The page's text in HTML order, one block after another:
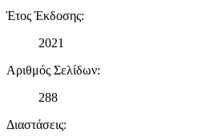
διαφημίσεων και περιεχομένου, τις
διαφημίσεις και περιεχόμενο, την
μας και την ανάπτυξη προϊόντων.
τοποθεσίας μας στους συνεργάτες μέσων
δικτύωσης, διαφημίσεων και ανάλυσης.
Έτος Έκδοσης:
2021
Αριθμός Σελίδων:
288
Διαστάσεις: